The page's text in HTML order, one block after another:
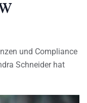
und Compliance
Schneider hat